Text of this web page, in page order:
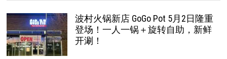
波村火锅新店 GoGo Pot 5月2日隆重
登场！一人一锅＋旋转自助，新鲜
开涮！